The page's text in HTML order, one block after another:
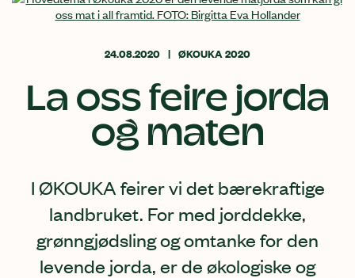
24.08.2020 ØKOUKA 2020
La oss feire jorda
og maten
I ØKOUKA feirer vi det bærekraftige
landbruket. For med jorddekke,
grønngjødsling og omtanke for den
levende jorda, er de økologiske og